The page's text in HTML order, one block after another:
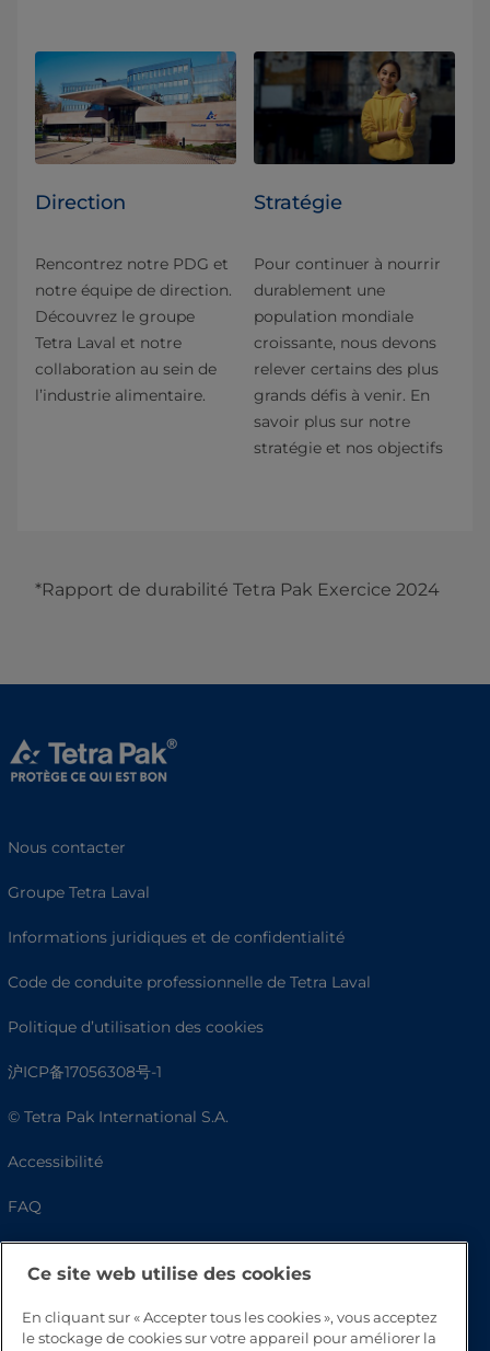
Direction
Rencontrez notre PDG et
notre équipe de direction.
Découvrez le groupe
Tetra Laval et notre
collaboration au sein de
l’industrie alimentaire.
Stratégie
Pour continuer à nourrir
durablement une
population mondiale
croissante, nous devons
relever certains des plus
grands défis à venir. En
savoir plus sur notre
stratégie et nos objectifs
*Rapport de durabilité Tetra Pak Exercice 2024
Nous contacter
Groupe Tetra Laval
Informations juridiques et de confidentialité
Code de conduite professionnelle de Tetra Laval
Politique d’utilisation des cookies
沪ICP备17056308号-1
© Tetra Pak International S.A.
Accessibilité
FAQ
Ce site web utilise des cookies
En cliquant sur « Accepter tous les cookies », vous acceptez
le stockage de cookies sur votre appareil pour améliorer la